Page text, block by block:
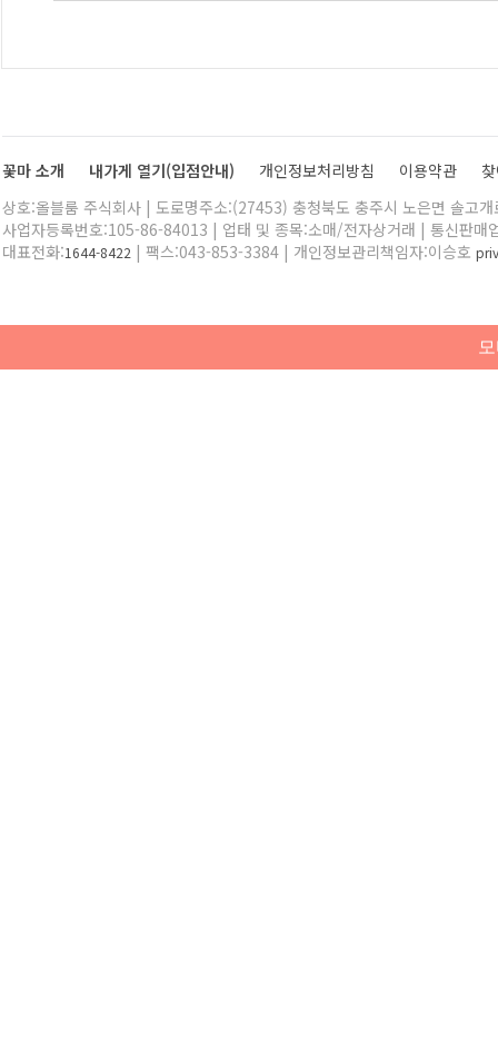
꽃마 소개 내가게 열기(입점안내) 개인정보처리방침 이용약관
상호:올블룸 주식회사 | 도로명주소:(27453) 충청북도 충주시 노은면 솔고
사업자등록번호:105-86-84013 | 업태 및 종목:소매/전자상거래 | 통신판매
대표전화:1644-8422 | 팩스:043-853-3384 | 개인정보관리책임자:이승호